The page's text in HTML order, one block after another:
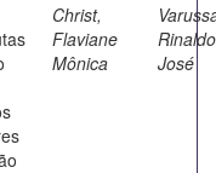
Christ,
Flaviane
Mônica
Rinaldo
José